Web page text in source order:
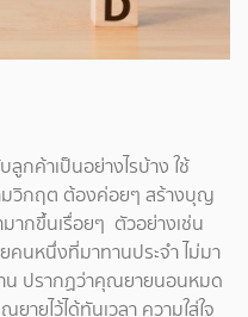
กค้าเป็นอย่างไรบ้าง ใช้
มวิกฤต ต้องค่อยๆ สร้างบุญ
มากขึ้นเรื่อยๆ ตัวอย่างเช่น
นหนึ่งที่มาทานประจำ ไม่มา
น ปรากฏว่าคุณยายนอนหมด
ายไว้ได้ทันเวลา ความใส่ใจ